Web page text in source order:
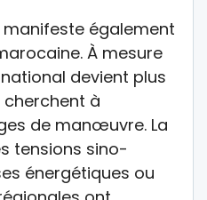
également
À mesure
devient plus
à
de manœuvre. La
tensions sino-
énergétiques ou